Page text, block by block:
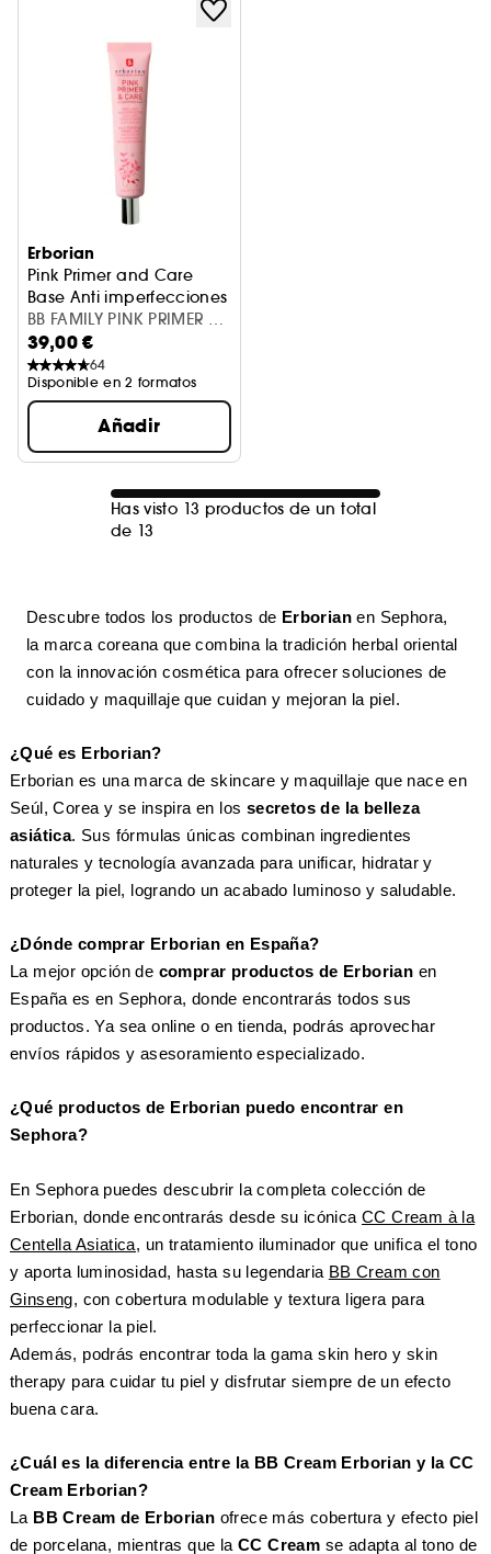
Erborian
Pink Primer and Care
Base Anti imperfecciones y cuidado
BB FAMILY PINK PRIMER &
CARE 45ML R20
39,00 €
64
Disponible en 2 formatos
Añadir
Has visto 13 productos de un total
de 13
Descubre todos los productos de Erborian en Sephora,
la marca coreana que combina la tradición herbal oriental
con la innovación cosmética para ofrecer soluciones de
cuidado y maquillaje que cuidan y mejoran la piel.
¿Qué es Erborian?
Erborian es una marca de skincare y maquillaje que nace en
Seúl, Corea y se inspira en los secretos de la belleza
asiática. Sus fórmulas únicas combinan ingredientes
naturales y tecnología avanzada para unificar, hidratar y
proteger la piel, logrando un acabado luminoso y saludable.
¿Dónde comprar Erborian en España?
La mejor opción de comprar productos de Erborian en
España es en Sephora, donde encontrarás todos sus
productos. Ya sea online o en tienda, podrás aprovechar
envíos rápidos y asesoramiento especializado.
¿Qué productos de Erborian puedo encontrar en
Sephora?
En Sephora puedes descubrir la completa colección de
Erborian, donde encontrarás desde su icónica CC Cream à la
Centella Asiatica, un tratamiento iluminador que unifica el tono
y aporta luminosidad, hasta su legendaria BB Cream con
Ginseng, con cobertura modulable y textura ligera para
perfeccionar la piel.
Además, podrás encontrar toda la gama skin hero y skin
therapy para cuidar tu piel y disfrutar siempre de un efecto
buena cara.
¿Cuál es la diferencia entre la BB Cream Erborian y la CC
Cream Erborian?
La BB Cream de Erborian ofrece más cobertura y efecto piel
de porcelana, mientras que la CC Cream se adapta al tono de